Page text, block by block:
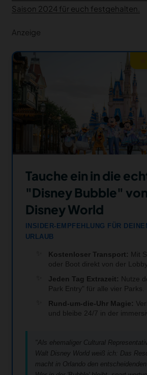
Saison 2024 für euch festgehalten.
Anzeige
Tauche ein in die
"Disney Bubble"
Disney World
INSIDER-EMPFEHLUNG FÜR
URLAUB
Kostenloser Transport: Mit
oder Boot direkt von der
Jeden Tag Extrazeit: Nutze
Park Entry" für alle vier Parks.
Rund-um-die-Uhr Magie:
und bleibe 24/7 in der
"Als ehemaliger Cultural
Walt Disney World weiß ich: Das
macht in Orlando den